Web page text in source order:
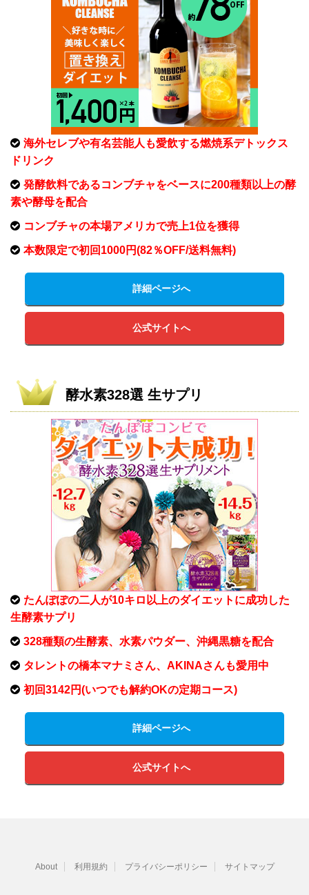
海外セレブや有名芸能人も愛飲する燃焼系デトックス
ドリンク
発酵飲料であるコンブチャをベースに200種類以上の酵
素や酵母を配合
コンブチャの本場アメリカで売上1位を獲得
本数限定で初回1000円(82％OFF/送料無料)
詳細ページへ
公式サイトへ
酵水素328選 生サプリ
たんぽぽの二人が10キロ以上のダイエットに成功した
生酵素サプリ
328種類の生酵素、水素パウダー、沖縄黒糖を配合
タレントの橋本マナミさん、AKINAさんも愛用中
初回3142円(いつでも解約OKの定期コース)
詳細ページへ
公式サイトへ
About 利用規約 プライバシーポリシー サイトマップ